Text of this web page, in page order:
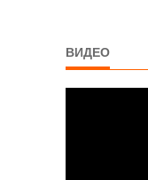
ВИДЕО